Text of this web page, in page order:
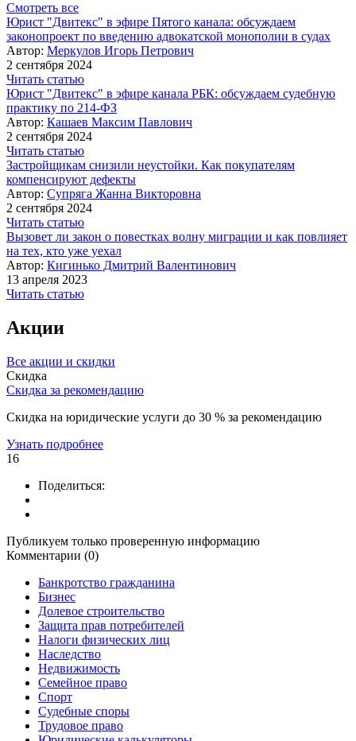
Смотреть все
Юрист "Двитекс" в эфире Пятого канала: обсуждаем
законопроект по введению адвокатской монополии в судах
Автор: Меркулов Игорь Петрович
2 сентября 2024
Читать статью
Юрист "Двитекс" в эфире канала РБК: обсуждаем судебную
практику по 214-ФЗ
Автор: Кашаев Максим Павлович
2 сентября 2024
Читать статью
Застройщикам снизили неустойки. Как покупателям
компенсируют дефекты
Автор: Супряга Жанна Викторовна
2 сентября 2024
Читать статью
Вызовет ли закон о повестках волну миграции и как повлияет
на тех, кто уже уехал
Автор: Кигинько Дмитрий Валентинович
13 апреля 2023
Читать статью
Акции
Все акции и скидки
Скидка
Скидка за рекомендацию
Скидка на юридические услуги до 30 % за рекомендацию
Узнать подробнее
16
Поделиться:
Публикуем только проверенную информацию
Комментарии (0)
Банкротство гражданина
Бизнес
Долевое строительство
Защита прав потребителей
Налоги физических лиц
Наследство
Недвижимость
Семейное право
Спорт
Судебные споры
Трудовое право